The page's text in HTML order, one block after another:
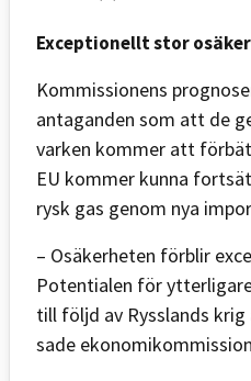
Exceptionellt stor
Kommissionens
antaganden som att de
varken kommer att
EU kommer kunna
rysk gas genom nya
– Osäkerheten förblir
Potentialen för
till följd av Rysslands
sade